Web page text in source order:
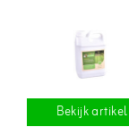
Bekijk artikel